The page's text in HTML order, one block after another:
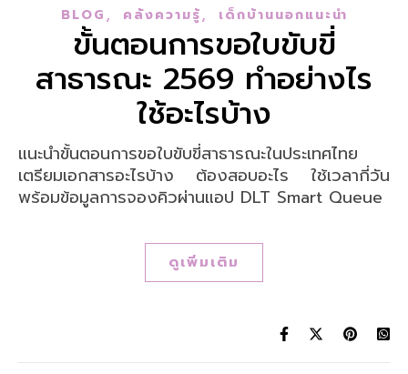
BLOG, คลังความรู้, เด็กบ้านนอกแนะนำ
ขั้นตอนการขอใบขับขี่
สาธารณะ 2569 ทำอย่างไร
ใช้อะไรบ้าง
แนะนำขั้นตอนการขอใบขับขี่สาธารณะในประเทศไทย
เตรียมเอกสารอะไรบ้าง ต้องสอบอะไร ใช้เวลากี่วัน
พร้อมข้อมูลการจองคิวผ่านแอป DLT Smart Queue
ดูเพิ่มเติม